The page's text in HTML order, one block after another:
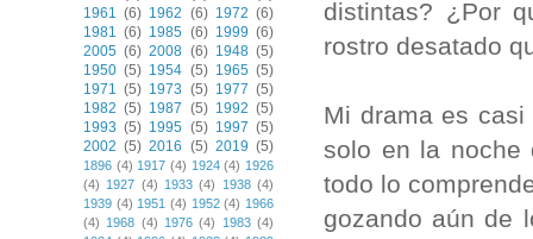
distintas? ¿Por
rostro desatado
Mi drama es
solo en la noche
todo lo
gozando aún de
1961 (6) 1962 (6) 1972 (6)
1981 (6) 1985 (6) 1999 (6)
2005 (6) 2008 (6) 1948 (5)
1950 (5) 1954 (5) 1965 (5)
1971 (5) 1973 (5) 1977 (5)
1982 (5) 1987 (5) 1992 (5)
1993 (5) 1995 (5) 1997 (5)
2002 (5) 2016 (5) 2019 (5)
1896 (4) 1917 (4) 1924 (4) 1926
(4) 1927 (4) 1933 (4) 1938 (4)
1939 (4) 1951 (4) 1952 (4) 1966
(4) 1968 (4) 1976 (4) 1983 (4)